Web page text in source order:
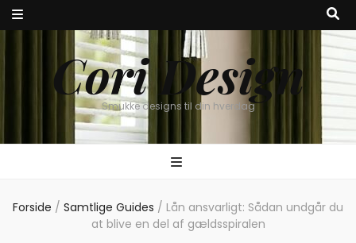
Cori Design
Smukke designs til din hverdag
Forside / Samtlige Guides / Lån ansvarligt: Sådan undgår du
at blive en del af gældsspiralen